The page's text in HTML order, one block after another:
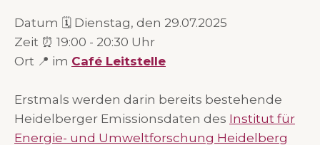
Datum 🗓 Dienstag, den 29.07.2025
Zeit ⏰ 19:00 - 20:30 Uhr
Ort 📍 im Café Leitstelle
Erstmals werden darin bereits bestehende
Heidelberger Emissionsdaten des Institut für
Energie- und Umweltforschung Heidelberg